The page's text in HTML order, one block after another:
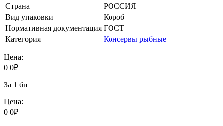
Страна
РОССИЯ
Вид упаковки
Короб
Нормативная документация ГОСТ
Категория
Консервы рыбные
Цена:
0 0₽
За 1 бн
Цена:
0 0₽